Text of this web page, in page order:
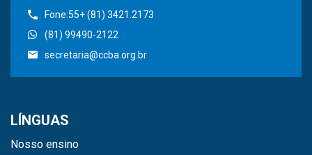
Fone:55+ (81) 3421.2173
(81) 99490-2122
secretaria@ccba.org.br
LÍNGUAS
Nosso ensino